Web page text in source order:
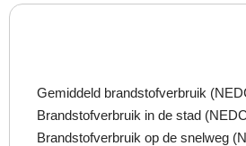
Gemiddeld brandstofverbruik
Brandstofverbruik in de stad
Brandstofverbruik op de snelweg